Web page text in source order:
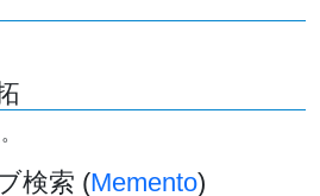
検索 (Memento)